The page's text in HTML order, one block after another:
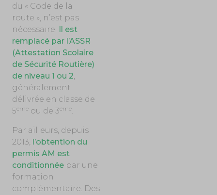
du « Code de la
route », n’est pas
nécessaire. Il est
remplacé par l’ASSR
(Attestation Scolaire
de Sécurité Routière)
de niveau 1 ou 2,
généralement
délivrée en classe de
5ème ou de 3ème.
Par ailleurs, depuis
2013, l’obtention du
permis AM est
conditionnée par une
formation
complémentaire. Des